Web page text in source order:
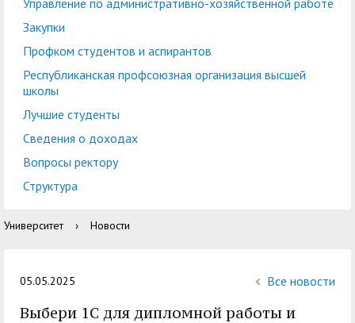
Международная
деятельность
Управление по
административно-
Закупки
Республиканская
организация высшей
Центр тестирования
иностранных граждан
по русскому языку
Центр развития
компетенций
Центр русского языка
обучающихся ГАГУ
Образовательный
Информация о
Управление по административно-хозяйственной работе
Закупки
Профком студентов и аспирантов
Республиканская профсоюзная организация высшей
школы
Лучшие студенты
Сведения о доходах
Вопросы ректору
Структура
Университет › Новости
05.05.2025 Все новости
Выбери 1С для дипломной работы и